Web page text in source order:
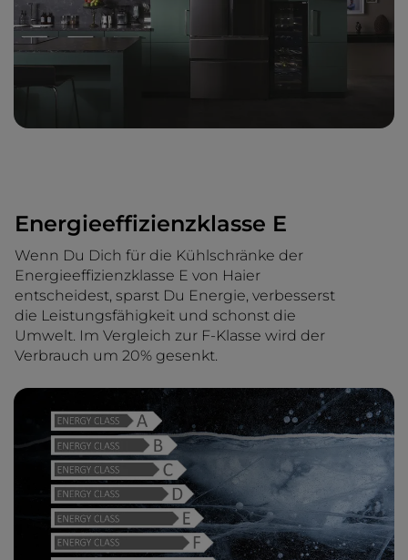
Energieeffizienzklasse E
Wenn Du Dich für die Kühlschränke der
Energieeffizienzklasse E von Haier
entscheidest, sparst Du Energie, verbesserst
die Leistungsfähigkeit und schonst die
Umwelt. Im Vergleich zur F-Klasse wird der
Verbrauch um 20% gesenkt.